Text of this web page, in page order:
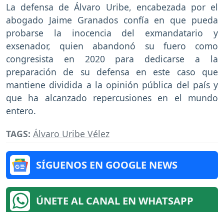
La defensa de Álvaro Uribe, encabezada por el
abogado Jaime Granados confía en que pueda
probarse la inocencia del exmandatario y
exsenador, quien abandonó su fuero como
congresista en 2020 para dedicarse a la
preparación de su defensa en este caso que
mantiene dividida a la opinión pública del país y
que ha alcanzado repercusiones en el mundo
entero.
TAGS: Álvaro Uribe Vélez
SÍGUENOS EN GOOGLE NEWS
ÚNETE AL CANAL EN WHATSAPP